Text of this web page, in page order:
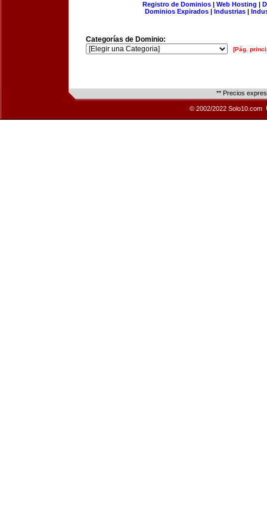
Registro de Dominios| Web Hosting |
Dominios Expirados | Industrias |
Categorías de Dominio:
[Pág.
** Precios
© 2002/2022 Solo10.com